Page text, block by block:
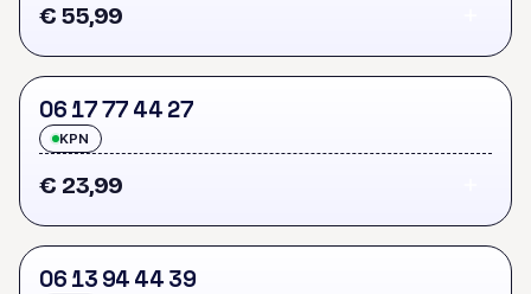
€ 55,99
06 1777 44 27
KPN
€ 23,99
06 13 94 44 39